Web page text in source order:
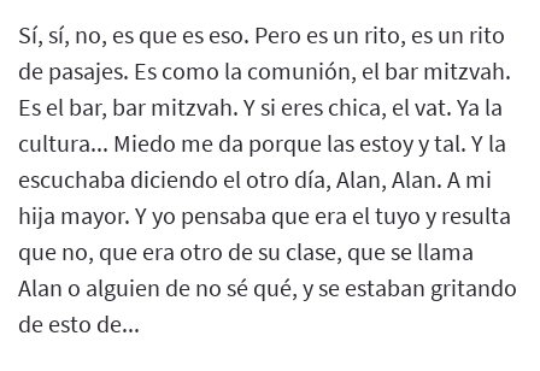
Sí, sí, no, es que es eso. Pero es un rito, es un rito
de pasajes. Es como la comunión, el bar mitzvah.
Es el bar, bar mitzvah. Y si eres chica, el vat. Ya la
cultura... Miedo me da porque las estoy y tal. Y la
escuchaba diciendo el otro día, Alan, Alan. A mi
hija mayor. Y yo pensaba que era el tuyo y resulta
que no, que era otro de su clase, que se llama
Alan o alguien de no sé qué, y se estaban gritando
de esto de...